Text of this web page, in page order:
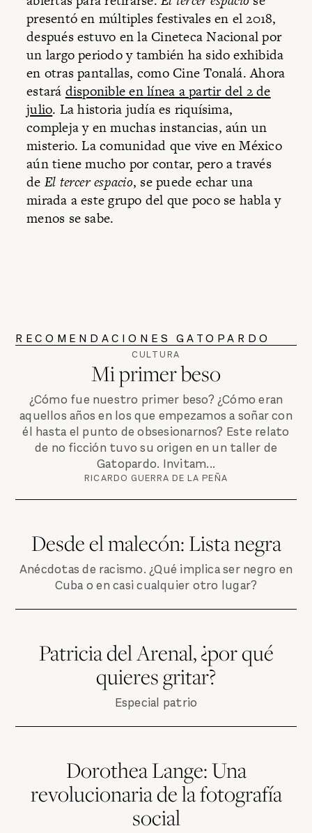
presentó en múltiples festivales en el 2018,
después estuvo en la Cineteca Nacional por
un largo periodo y también ha sido exhibida
en otras pantallas, como Cine Tonalá. Ahora
estará disponible en línea a partir del 2 de
julio. La historia judía es riquísima,
compleja y en muchas instancias, aún un
misterio. La comunidad que vive en México
aún tiene mucho por contar, pero a través
de El tercer espacio, se puede echar una
mirada a este grupo del que poco se habla y
menos se sabe.
RECOMENDACIONES GATOPARDO
CULTURA
Mi primer beso
¿Cómo fue nuestro primer beso? ¿Cómo eran
aquellos años en los que empezamos a soñar con
él hasta el punto de obsesionarnos? Este relato
de no ficción tuvo su origen en un taller de
Gatopardo. Invitam...
RICARDO GUERRA DE LA PEÑA
Desde el malecón: Lista negra
Anécdotas de racismo. ¿Qué implica ser negro en
Cuba o en casi cualquier otro lugar?
Patricia del Arenal, ¿por qué
quieres gritar?
Especial patrio
Dorothea Lange: Una
revolucionaria de la fotografía
social